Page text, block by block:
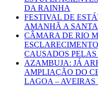
DA RAINHA
FESTIVAL DE
AMANHÃ A
CÂMARA DE RIO
CAUSADOS
AZAMBUJA: JÁ
AMPLIAÇÃO DO
LAGOA –